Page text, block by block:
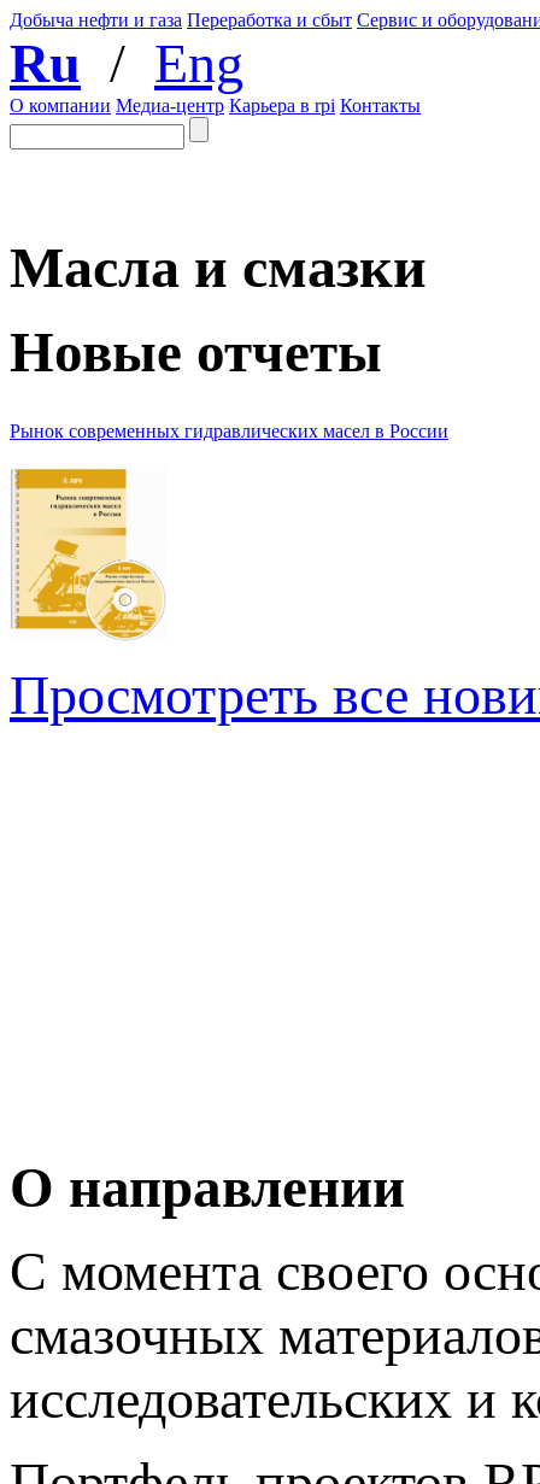
Добыча нефти и газа Переработка и сбыт Сервис и
Ru / Eng
О компании Медиа-центр Карьера в rpi Контакты
Масла и смазки
Новые отчеты
Рынок современных гидравлических масел в России
Просмотреть все
О направлении
С момента своего
смазочных
исследовательских и